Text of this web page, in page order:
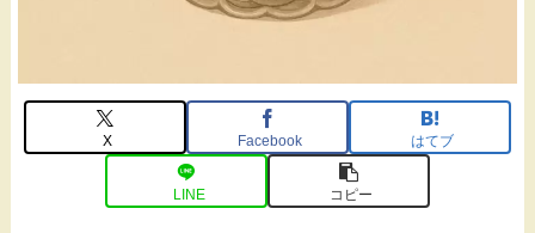
X Facebook はてブ
LINE コピー